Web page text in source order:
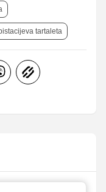
tartaleta